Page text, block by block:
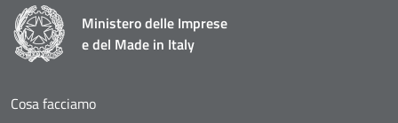
Ministero delle Imprese
e del Made in Italy
Cosa facciamo